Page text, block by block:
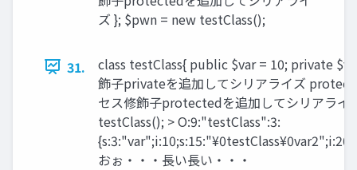
ズ }; $pwn = new testClass();
31.
class testClass{ public $var = 10; private
飾子privateを追加してシリアライズ
セス修飾子protectedを追加してシリアライ
testClass(); > O:9:"testClass":3:
おぉ・・・長い長い・・・